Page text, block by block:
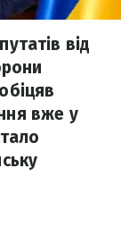
від
вже у